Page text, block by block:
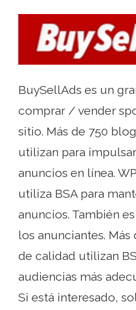
BuySellAds es un
comprar / vender
sitio. Más de 750
utilizan para
anuncios en línea.
utiliza BSA para
anuncios. También
los anunciantes. Más
de calidad utilizan
audiencias más
Si está interesado,